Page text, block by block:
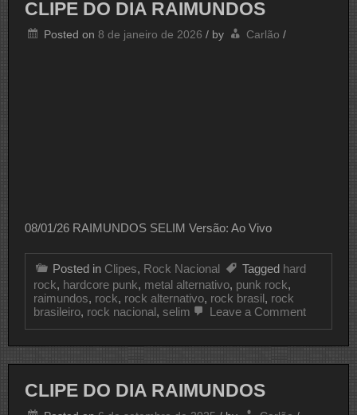
CLIPE DO DIA RAIMUNDOS
Posted on 8 de janeiro de 2026 / by Carlão /
08/01/26 RAIMUNDOS SELIM Versão: Ao Vivo
Posted in Clipes, Rock Nacional Tagged hard
rock, hardcore punk, metal alternativo, punk rock,
raimundos, rock, rock alternativo, rock brasil, rock
brasileiro, rock nacional, selim Leave a Commenton
CLIPE DO DIA RAIMUNDOS